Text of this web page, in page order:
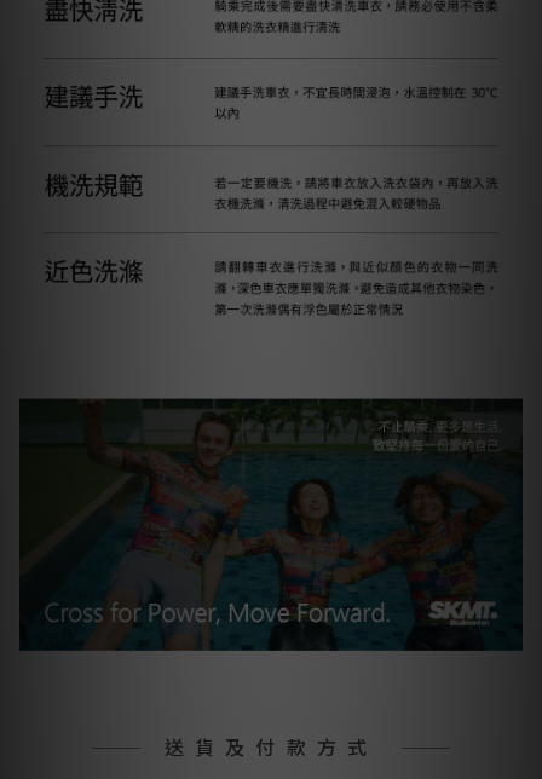
送貨及付款方式